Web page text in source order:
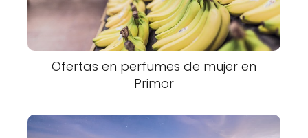
Ofertas en perfumes de mujer en
Primor